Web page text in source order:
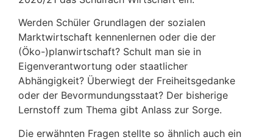
Werden Schüler Grundlagen der sozialen
Marktwirtschaft kennenlernen oder die der
(Öko-)planwirtschaft? Schult man sie in
Eigenverantwortung oder staatlicher
Abhängigkeit? Überwiegt der Freiheitsgedanke
oder der Bevormundungsstaat? Der bisherige
Lernstoff zum Thema gibt Anlass zur Sorge.
Die erwähnten Fragen stellte so ähnlich auch ein